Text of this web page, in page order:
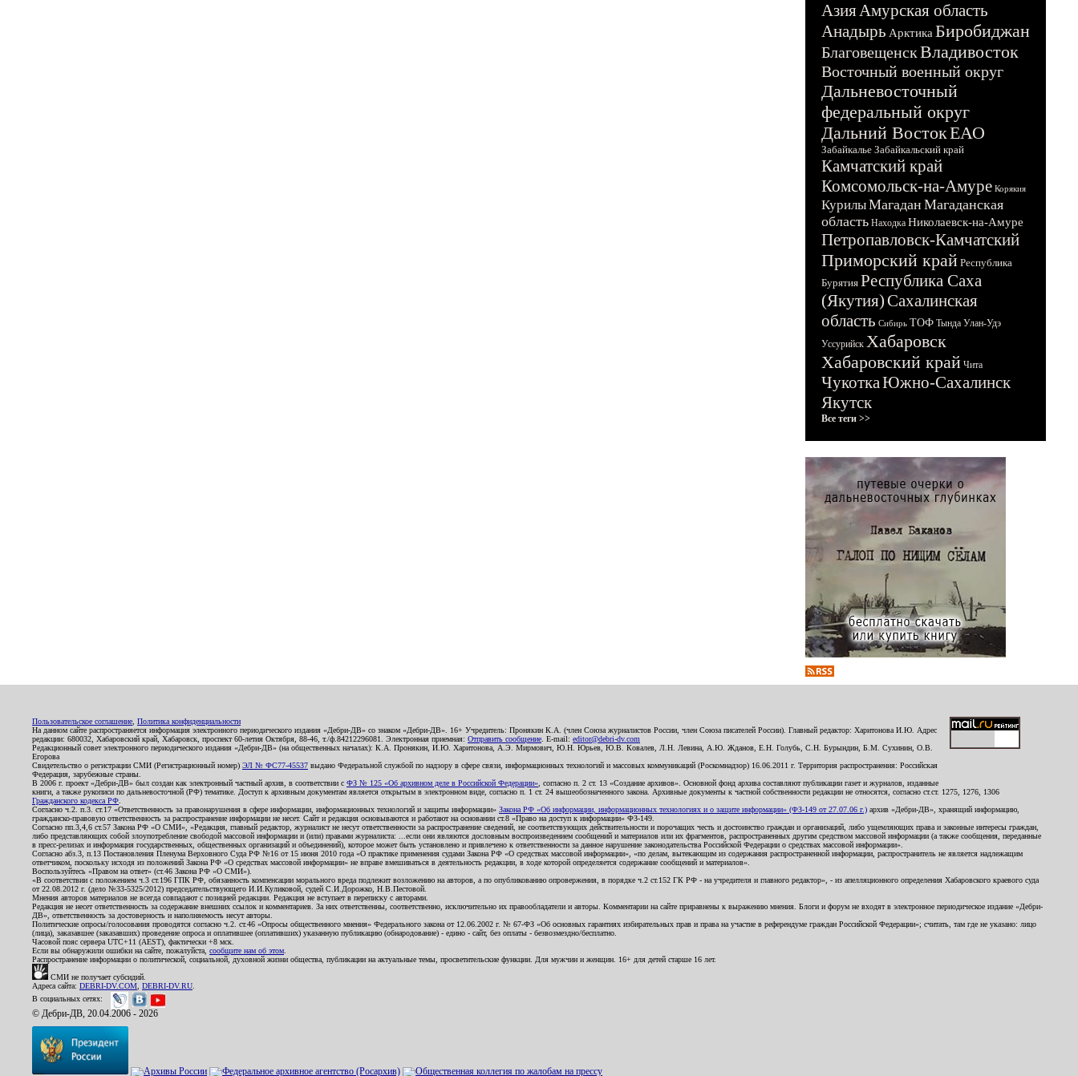
АзияАмурская область
Анадырь Арктика Биробиджан
БлаговещенскВладивосток
Восточный военный округ
Дальневосточный
федеральный округ
Дальний ВостокЕАО
Забайкалье Забайкальский край
Камчатский край
Комсомольск-на-Амуре Корякия
КурилыМагадан Магаданская
область Находка Николаевск-на-Амуре
Петропавловск-Камчатский
Приморский край Республика
Бурятия Республика Саха
(Якутия)Сахалинская
область Сибирь ТОФ Тында Улан-Удэ
Уссурийск Хабаровск
Хабаровский край Чита
ЧукоткаЮжно-Сахалинск
Якутск
Все теги >>
Пользовательское соглашение Политика конфиденциальности
На данном сайте распространяется информация электронного периодического издания «Дебри-ДВ» со знаком «Дебри-ДВ». 16+ Учредитель: Пронякин К.А. (член Союза журналистов России, член Союза писателей России). Главный редактор: Харитонова И.Ю. Адрес
редакции: 680032, Хабаровский край, Хабаровск, проспект 60-летия Октября, 88-46, т./ф.84212296081. Электронная приемная: Отправить сообщение . E-mail: editor@debri-dv.com
Редакционный совет электронного периодического издания «Дебри-ДВ» (на общественных началах): К.А. Пронякин, И.Ю. Харитонова, А.Э. Мирмович, Ю.Н. Юрьев, Ю.В. Ковалев, Л.Н. Левина, А.Ю. Жданов, Е.Н. Голубь, С.Н. Бурындин, Б.М. Сухинин, О.В.
Егорова
Свидетельство о регистрации СМИ (Регистрационный номер) ЭЛ № ФС77-45537 выдано Федеральной службой по надзору в сфере связи, информационных технологий и массовых коммуникаций (Роскомнадзор) 16.06.2011 г. Территория распространения: Российская
Федерация, зарубежные страны.
В 2006 г. проект «Дебри-ДВ» был создан как электронный частный архив, в соответствии с ФЗ № 125 «Об архивном деле в Российской Федерации» , согласно п. 2 ст. 13 «Создание архивов». Основной фонд архива составляют публикации газет и журналов, изданные
книги, а также рукописи по дальневосточной (РФ) тематике. Доступ к архивным документам является открытым в электронном виде, согласно п. 1 ст. 24 вышеобозначенного закона. Архивные документы к частной собственности редакции не относятся, согласно ст.ст. 1275, 1276, 1306
Гражданского кодекса РФ
Согласно ч.2. п.3. ст.17 «Ответственность за правонарушения в сфере информации, информационных технологий и защиты информации» Закона РФ «Об информации, информационных технологиях и о защите информации» (ФЗ-149 от 27.07.06 г.) архив «Дебри-ДВ», хранящий информацию,
гражданско-правовую ответственность за распространение информации не несет. Сайт и редакция основываются и работают на основании ст.8 «Право на доступ к информации» ФЗ-149.
Согласно пп.3,4,6 ст.57 Закона РФ «О СМИ», «Редакция, главный редактор, журналист не несут ответственности за распространение сведений, не соответствующих действительности и порочащих честь и достоинство граждан и организаций, либо ущемляющих права и законные интересы граждан,
либо представляющих собой злоупотребление свободой массовой информации и (или) правами журналиста: ...если они являются дословным воспроизведением сообщений и материалов или их фрагментов, распространенных другим средством массовой информации (а также сообщения, переданные
в пресс-релизах и информация государственных, общественных организаций и объединений), которое может быть установлено и привлечено к ответственности за данное нарушение законодательства Российской Федерации о средствах массовой информации».
Согласно абз.3, п.13 Постановления Пленума Верховного Суда РФ №16 от 15 июня 2010 года «О практике применения судами Закона РФ «О средствах массовой информации», «по делам, вытекающим из содержания распространенной информации, распространитель не является надлежащим
ответчиком, поскольку исходя из положений Закона РФ «О средствах массовой информации» не вправе вмешиваться в деятельность редакции, в ходе которой определяется содержание сообщений и материалов».
Воспользуйтесь «Правом на ответ» (ст.46 Закона РФ «О СМИ»).
«В соответствии с положением ч.3 ст.196 ГПК РФ, обязанность компенсации морального вреда подлежит возложению на авторов, а по опубликованию опровержения, в порядке ч.2 ст.152 ГК РФ - на учредителя и главного редактор», - из апелляционного определения Хабаровского краевого суда
от 22.08.2012 г. (дело №33-5325/2012) председательствующего И.И.Куликовой, судей С.И.Дорожко, Н.В.Пестовой.
Мнения авторов материалов не всегда совпадают с позицией редакции. Редакция не вступает в переписку с авторами.
Редакция не несет ответственность за содержание внешних ссылок и комментариев. За них ответственны, соответственно, исключительно их правообладатели и авторы. Комментарии на сайте приравнены к выражению мнения. Блоги и форум не входят в электронное периодическое издание «Дебри-
ДВ», ответственность за достоверность и наполняемость несут авторы.
Политические опросы/голосования проводятся согласно ч.2. ст.46 «Опросы общественного мнения» Федерального закона от 12.06.2002 г. № 67-ФЗ «Об основных гарантиях избирательных прав и права на участие в референдуме граждан Российской Федерации»; считать, там где не указано: лицо
(лица), заказавшее (заказавших) проведение опроса и оплатившее (оплативших) указанную публикацию (обнародование) - едино - сайт, без оплаты - безвозмездно/бесплатно.
Часовой пояс сервера UTC+11 (AEST), фактически +8 мск.
Если вы обнаружили ошибки на сайте, пожалуйста, сообщите нам об этом
Распространение информации о политической, социальной, духовной жизни общества, публикации на актуальные темы, просветительские функции. Для мужчин и женщин. 16+ для детей старше 16 лет.
СМИ не получает субсидий.
Адреса сайта: DEBRI-DV.COM DEBRI-DV.RU
В социальных сетях:
© Дебри-ДВ, 20.04.2006 - 2026